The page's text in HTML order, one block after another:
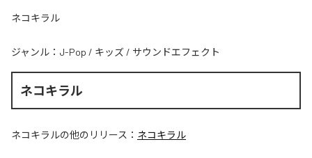
ネコキラル
ジャンル： J-Pop / キッズ / サウンドエフェクト
ネコキラル
ネコキラルの他のリリース： ネコキラル